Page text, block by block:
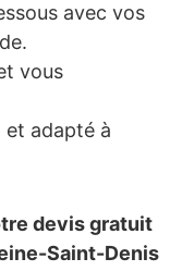
avec vos
vous
et adapté à
devis gratuit
Saint-Denis